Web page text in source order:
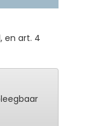
en art. 4